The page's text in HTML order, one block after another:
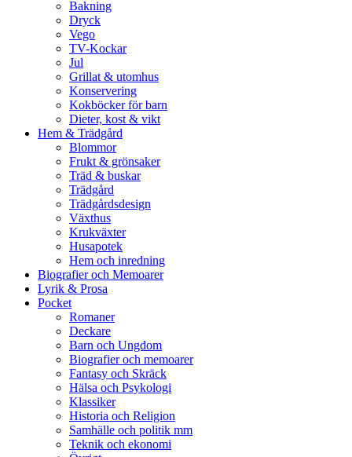
Bakning
Dryck
Vego
TV-Kockar
Jul
Grillat & utomhus
Konservering
Kokböcker för barn
Dieter, kost & vikt
Hem & Trädgård
Blommor
Frukt & grönsaker
Träd & buskar
Trädgård
Trädgårdsdesign
Växthus
Krukväxter
Husapotek
Hem och inredning
Biografier och Memoarer
Lyrik & Prosa
Pocket
Romaner
Deckare
Barn och Ungdom
Biografier och memoarer
Fantasy och Skräck
Hälsa och Psykologi
Klassiker
Historia och Religion
Samhälle och politik mm
Teknik och ekonomi